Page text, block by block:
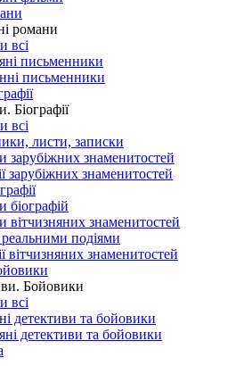
романи
всі
письменники
письменники
Біографії
всі
листи, записки
зарубіжних знаменитостей
зарубіжних знаменитостей
біографій
вітчизняних знаменитостей
реальними подіями
вітчизняних знаменитостей
Бойовики
всі
детективи та бойовики
детективи та бойовики